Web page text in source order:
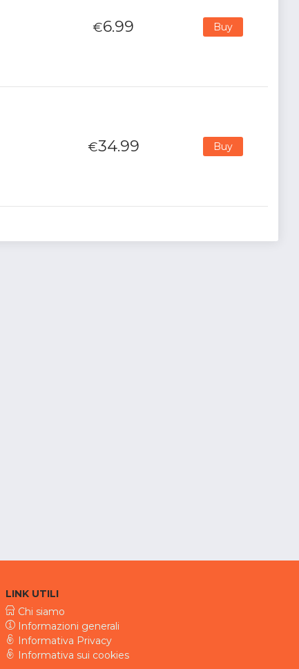
€6.99 Buy
€34.99 Buy
LINK UTILI
Chi siamo
Informazioni generali
Informativa Privacy
Informativa sui cookies